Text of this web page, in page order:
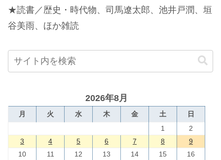
★読書／歴史・時代物、司馬遼太郎、池井戸潤、垣
谷美雨、ほか雑読
2026年8月
月 火 水 木 金 土
日
1
2
3
4 5 6 7 8
9
10
11 12 13 14 15
16